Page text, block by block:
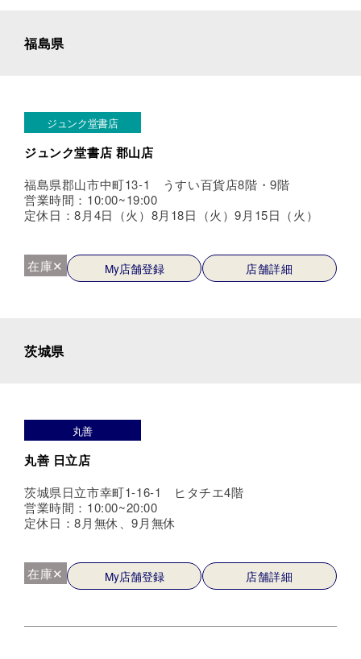
福島県
ジュンク堂書店
ジュンク堂書店 郡山店
福島県郡山市中町13-1 うすい百貨店8階・9階
営業時間：10:00~19:00
定休日：8月4日（火）8月18日（火）9月15日（火）
在庫✕ My店舗登録 店舗詳細
茨城県
丸善
丸善 日立店
茨城県日立市幸町1-16-1 ヒタチエ4階
営業時間：10:00~20:00
定休日：8月無休、9月無休
在庫✕ My店舗登録 店舗詳細